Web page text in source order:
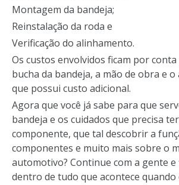
Montagem da bandeja;
Reinstalação da roda e
Verificação do alinhamento.
Os custos envolvidos ficam por conta
bucha da bandeja, a mão de obra e
que possui custo adicional.
Agora que você já sabe para que
bandeja e os cuidados que precisa
componente, que tal descobrir a
componentes e muito mais sobre o
automotivo? Continue com a gente
dentro de tudo que acontece quando